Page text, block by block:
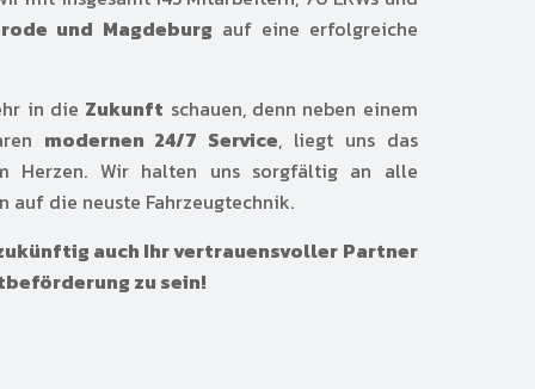
und Magdeburg auf eine erfolgreiche
in die Zukunft schauen, denn neben einem
modernen 24/7 Service, liegt uns das
Herzen. Wir halten uns sorgfältig an alle
auf die neuste Fahrzeugtechnik.
auch Ihr vertrauensvoller Partner
zu sein!